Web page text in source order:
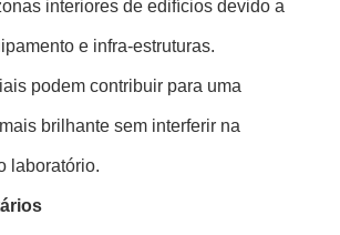
interiores de edifícios devido a
e infra-estruturas.
podem contribuir para uma
brilhante sem interferir na
laboratório.